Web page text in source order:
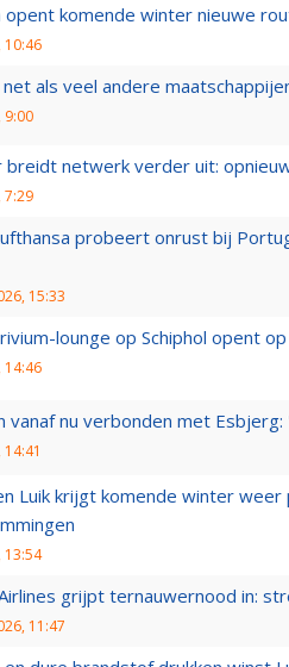
opent komende winter nieuwe
10:46
als veel andere
9:00
breidt netwerk verder uit:
7:29
probeert onrust bij
15:33
lounge op Schiphol opent
14:46
vanaf nu verbonden met
Luik krijgt komende winter
13:54
grijpt ternauwernood in:
11:47